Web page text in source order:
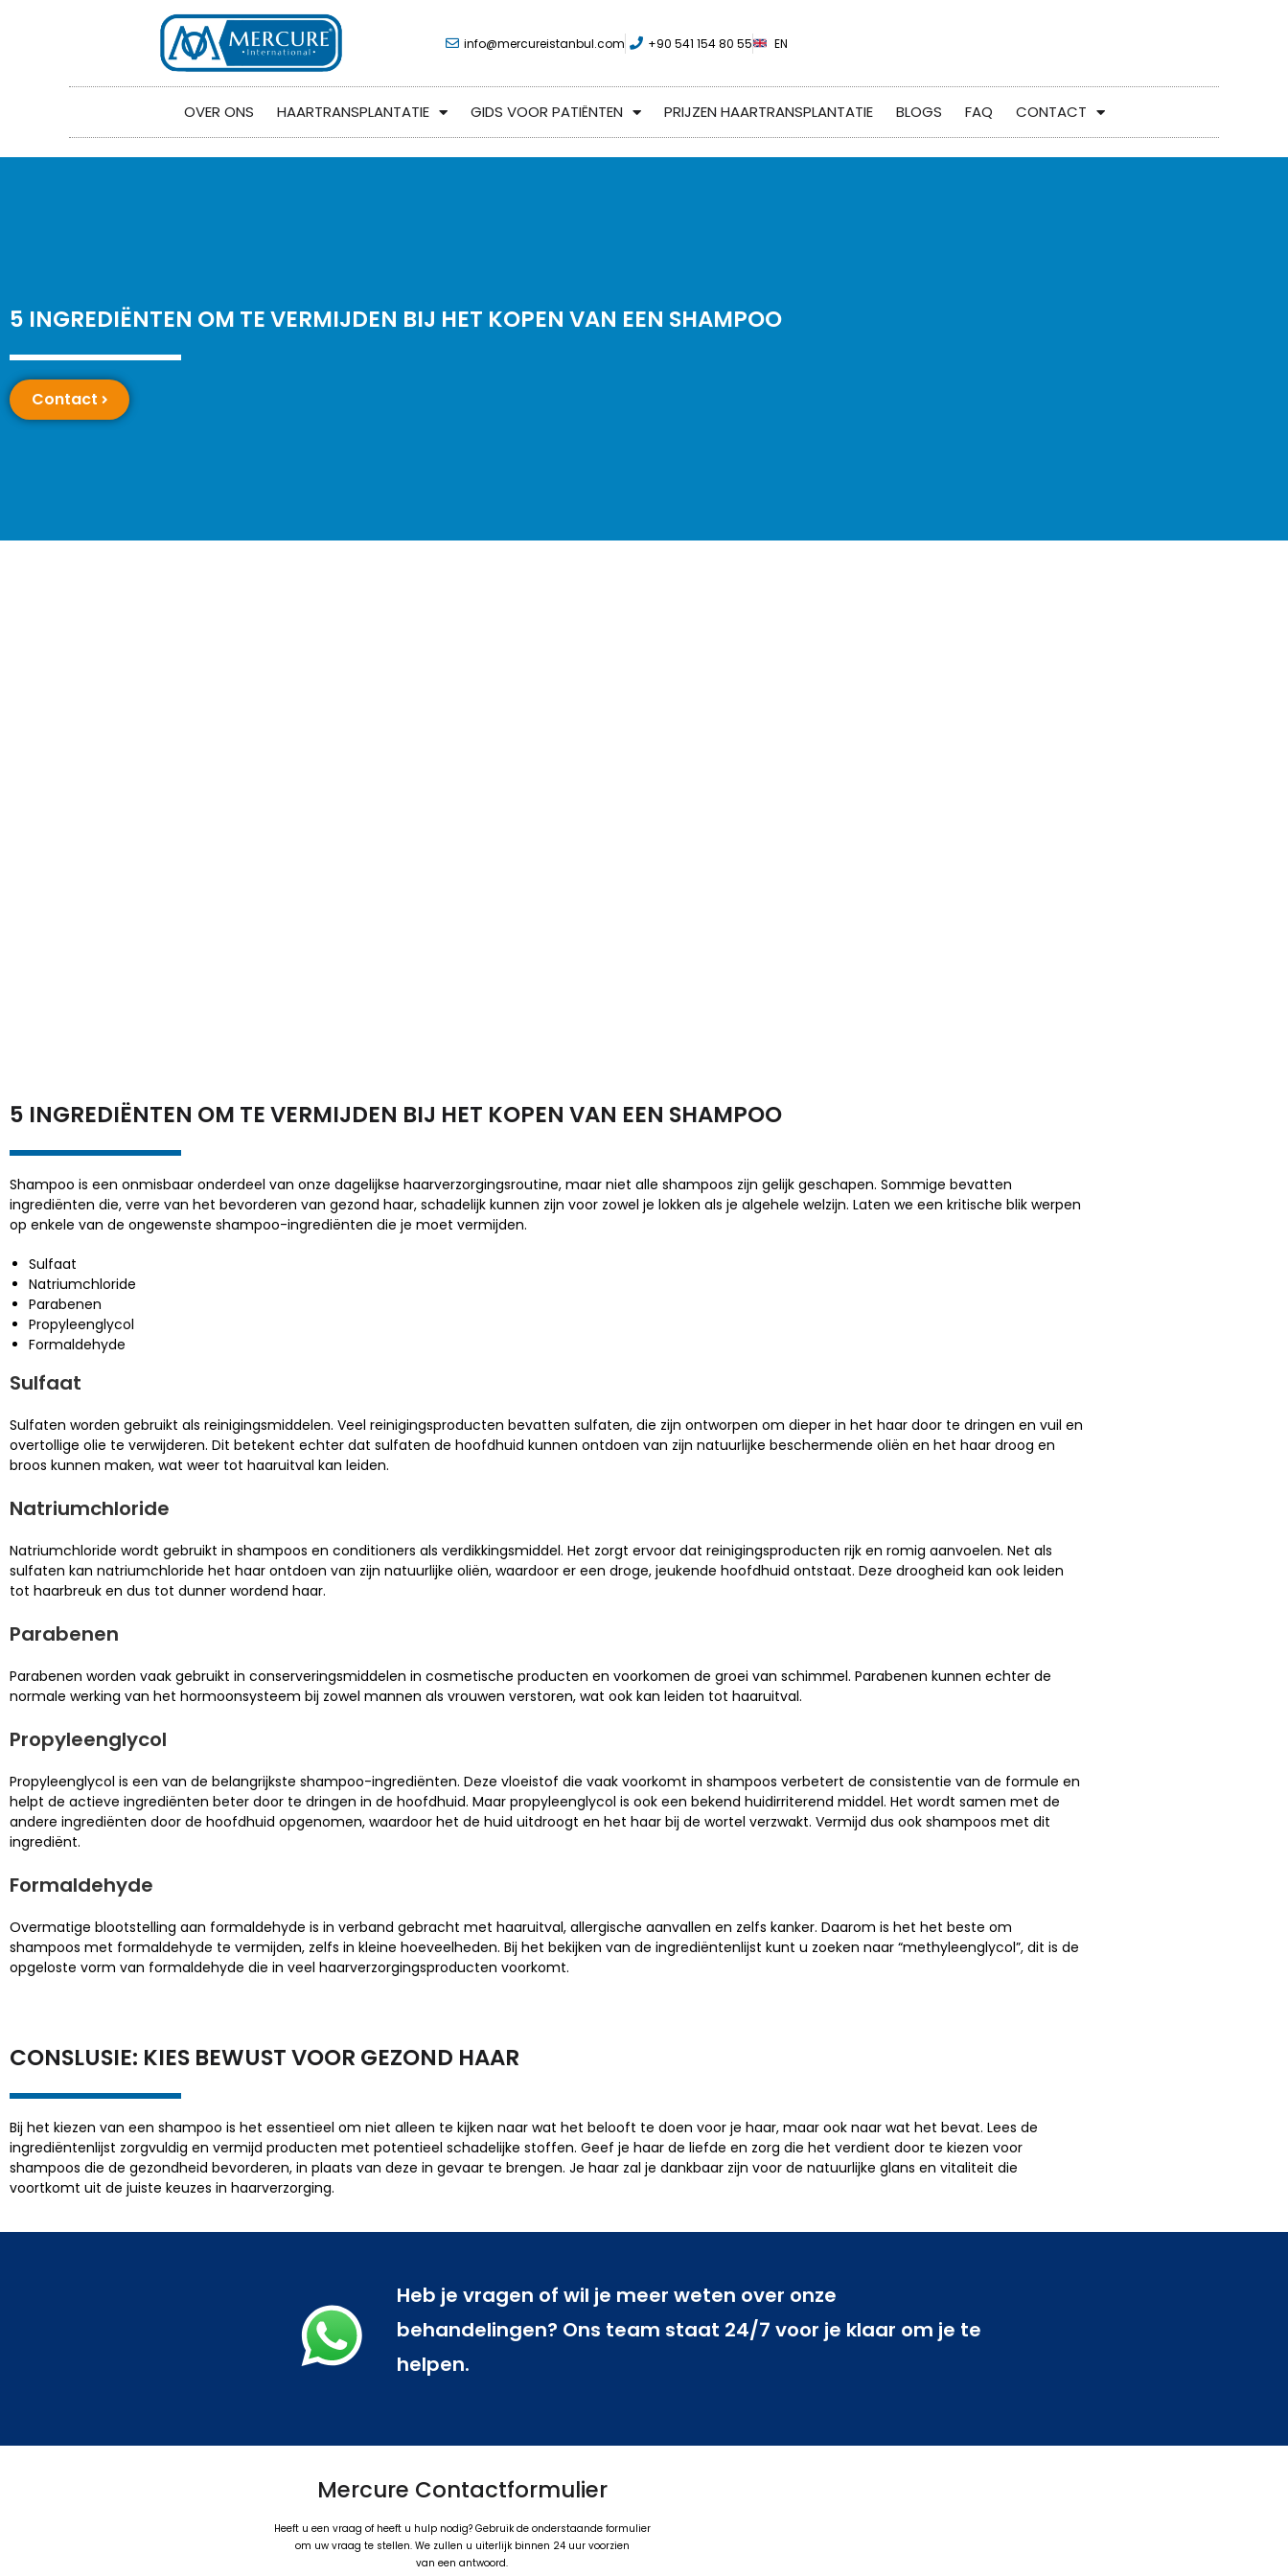
info@mercureistanbul.com +90 541 154 80 55 EN
OVER ONS HAARTRANSPLANTATIE GIDS VOOR PATIËNTEN PRIJZEN HAARTRANSPLANTATIE BLOGS FAQ CONTACT
5 INGREDIËNTEN OM TE VERMIJDEN BIJ HET KOPEN VAN EEN SHAMPOO
Contact
5 INGREDIËNTEN OM TE VERMIJDEN BIJ HET KOPEN VAN EEN SHAMPOO
Shampoo is een onmisbaar onderdeel van onze dagelijkse haarverzorgingsroutine, maar niet alle shampoos zijn gelijk geschapen. Sommige bevatten
ingrediënten die, verre van het bevorderen van gezond haar, schadelijk kunnen zijn voor zowel je lokken als je algehele welzijn. Laten we een kritische blik werpen
op enkele van de ongewenste shampoo-ingrediënten die je moet vermijden.
Sulfaat
Natriumchloride
Parabenen
Propyleenglycol
Formaldehyde
Sulfaat
Sulfaten worden gebruikt als reinigingsmiddelen. Veel reinigingsproducten bevatten sulfaten, die zijn ontworpen om dieper in het haar door te dringen en vuil en
overtollige olie te verwijderen. Dit betekent echter dat sulfaten de hoofdhuid kunnen ontdoen van zijn natuurlijke beschermende oliën en het haar droog en
broos kunnen maken, wat weer tot haaruitval kan leiden.
Natriumchloride
Natriumchloride wordt gebruikt in shampoos en conditioners als verdikkingsmiddel. Het zorgt ervoor dat reinigingsproducten rijk en romig aanvoelen. Net als
sulfaten kan natriumchloride het haar ontdoen van zijn natuurlijke oliën, waardoor er een droge, jeukende hoofdhuid ontstaat. Deze droogheid kan ook leiden
tot haarbreuk en dus tot dunner wordend haar.
Parabenen
Parabenen worden vaak gebruikt in conserveringsmiddelen in cosmetische producten en voorkomen de groei van schimmel. Parabenen kunnen echter de
normale werking van het hormoonsysteem bij zowel mannen als vrouwen verstoren, wat ook kan leiden tot haaruitval.
Propyleenglycol
Propyleenglycol is een van de belangrijkste shampoo-ingrediënten. Deze vloeistof die vaak voorkomt in shampoos verbetert de consistentie van de formule en
helpt de actieve ingrediënten beter door te dringen in de hoofdhuid. Maar propyleenglycol is ook een bekend huidirriterend middel. Het wordt samen met de
andere ingrediënten door de hoofdhuid opgenomen, waardoor het de huid uitdroogt en het haar bij de wortel verzwakt. Vermijd dus ook shampoos met dit
ingrediënt.
Formaldehyde
Overmatige blootstelling aan formaldehyde is in verband gebracht met haaruitval, allergische aanvallen en zelfs kanker. Daarom is het het beste om
shampoos met formaldehyde te vermijden, zelfs in kleine hoeveelheden. Bij het bekijken van de ingrediëntenlijst kunt u zoeken naar “methyleenglycol”, dit is de
opgeloste vorm van formaldehyde die in veel haarverzorgingsproducten voorkomt.
CONSLUSIE: KIES BEWUST VOOR GEZOND HAAR
Bij het kiezen van een shampoo is het essentieel om niet alleen te kijken naar wat het belooft te doen voor je haar, maar ook naar wat het bevat. Lees de
ingrediëntenlijst zorgvuldig en vermijd producten met potentieel schadelijke stoffen. Geef je haar de liefde en zorg die het verdient door te kiezen voor
shampoos die de gezondheid bevorderen, in plaats van deze in gevaar te brengen. Je haar zal je dankbaar zijn voor de natuurlijke glans en vitaliteit die
voortkomt uit de juiste keuzes in haarverzorging.
Heb je vragen of wil je meer weten over onze
behandelingen? Ons team staat 24/7 voor je klaar om je te
helpen.
Mercure Contactformulier
Heeft u een vraag of heeft u hulp nodig? Gebruik de onderstaande formulier
om uw vraag te stellen. We zullen u uiterlijk binnen 24 uur voorzien
van een antwoord.